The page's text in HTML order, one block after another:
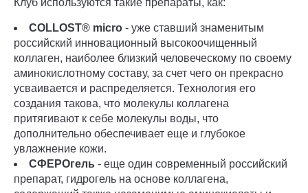
Клуб используются такие препараты, как:
COLLOST® micro - уже ставший знаменитым
российский инновационный высокоочищенный
коллаген, наиболее близкий человеческому по своему
аминокислотному составу, за счет чего он прекрасно
усваивается и распределяется. Технология его
создания такова, что молекулы коллагена
притягивают к себе молекулы воды, что
дополнительно обеспечивает еще и глубокое
увлажнение кожи.
СФЕРОгель - еще один современный российский
препарат, гидрогель на основе коллагена,